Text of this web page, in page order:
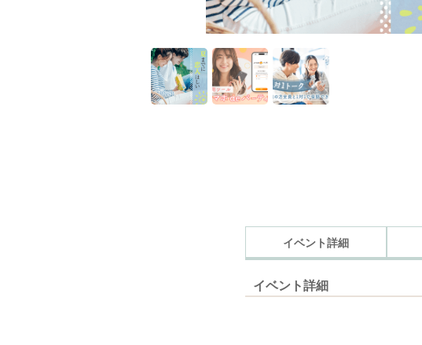
イベント詳細
イベント詳細